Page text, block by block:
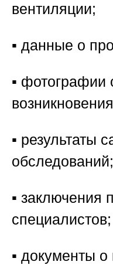
вентиляции;
▪️ данные о
▪️ фотографии
▪️ результаты
обследований;
▪️ заключения
специалистов;
▪️ документы